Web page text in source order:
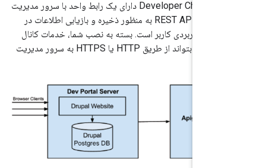
Developer Channel Services دارای یک رابط واحد با سرور مدیریت
Apigee از طریق REST API به منظور ذخیره و بازیابی اطلاعات در
های کاربردی کاربر است. بسته به نصب شما، خدمات کانال
توسعه دهنده باید بتواند از طریق HTTP یا HTTPS به سرور مدیریت